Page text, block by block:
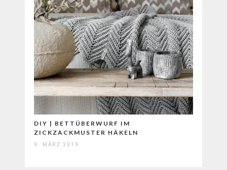
DIY | BETTÜBERWURF IM
ZICKZACKMUSTER HÄKELN
9. MÄRZ 2019